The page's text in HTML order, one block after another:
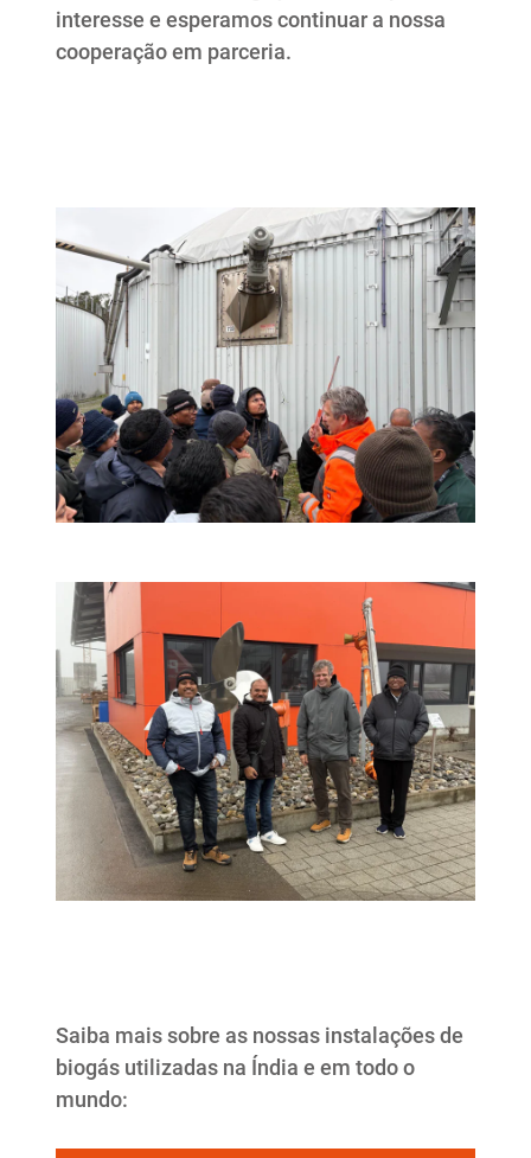
interesse e esperamos continuar a nossa
cooperação em parceria.
Saiba mais sobre as nossas instalações de
biogás utilizadas na Índia e em todo o
mundo: